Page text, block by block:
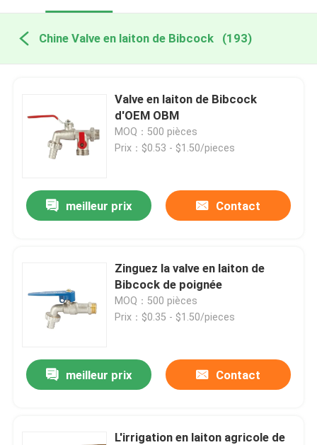
Chine Valve en laiton de Bibcock (193)
Valve en laiton de Bibcock
d'OEM OBM
MOQ：500 pièces
Prix：$0.53 - $1.50/pieces
meilleur prix Contact
Zinguez la valve en laiton de
Bibcock de poignée
MOQ：500 pièces
Prix：$0.35 - $1.50/pieces
meilleur prix Contact
L'irrigation en laiton agricole de